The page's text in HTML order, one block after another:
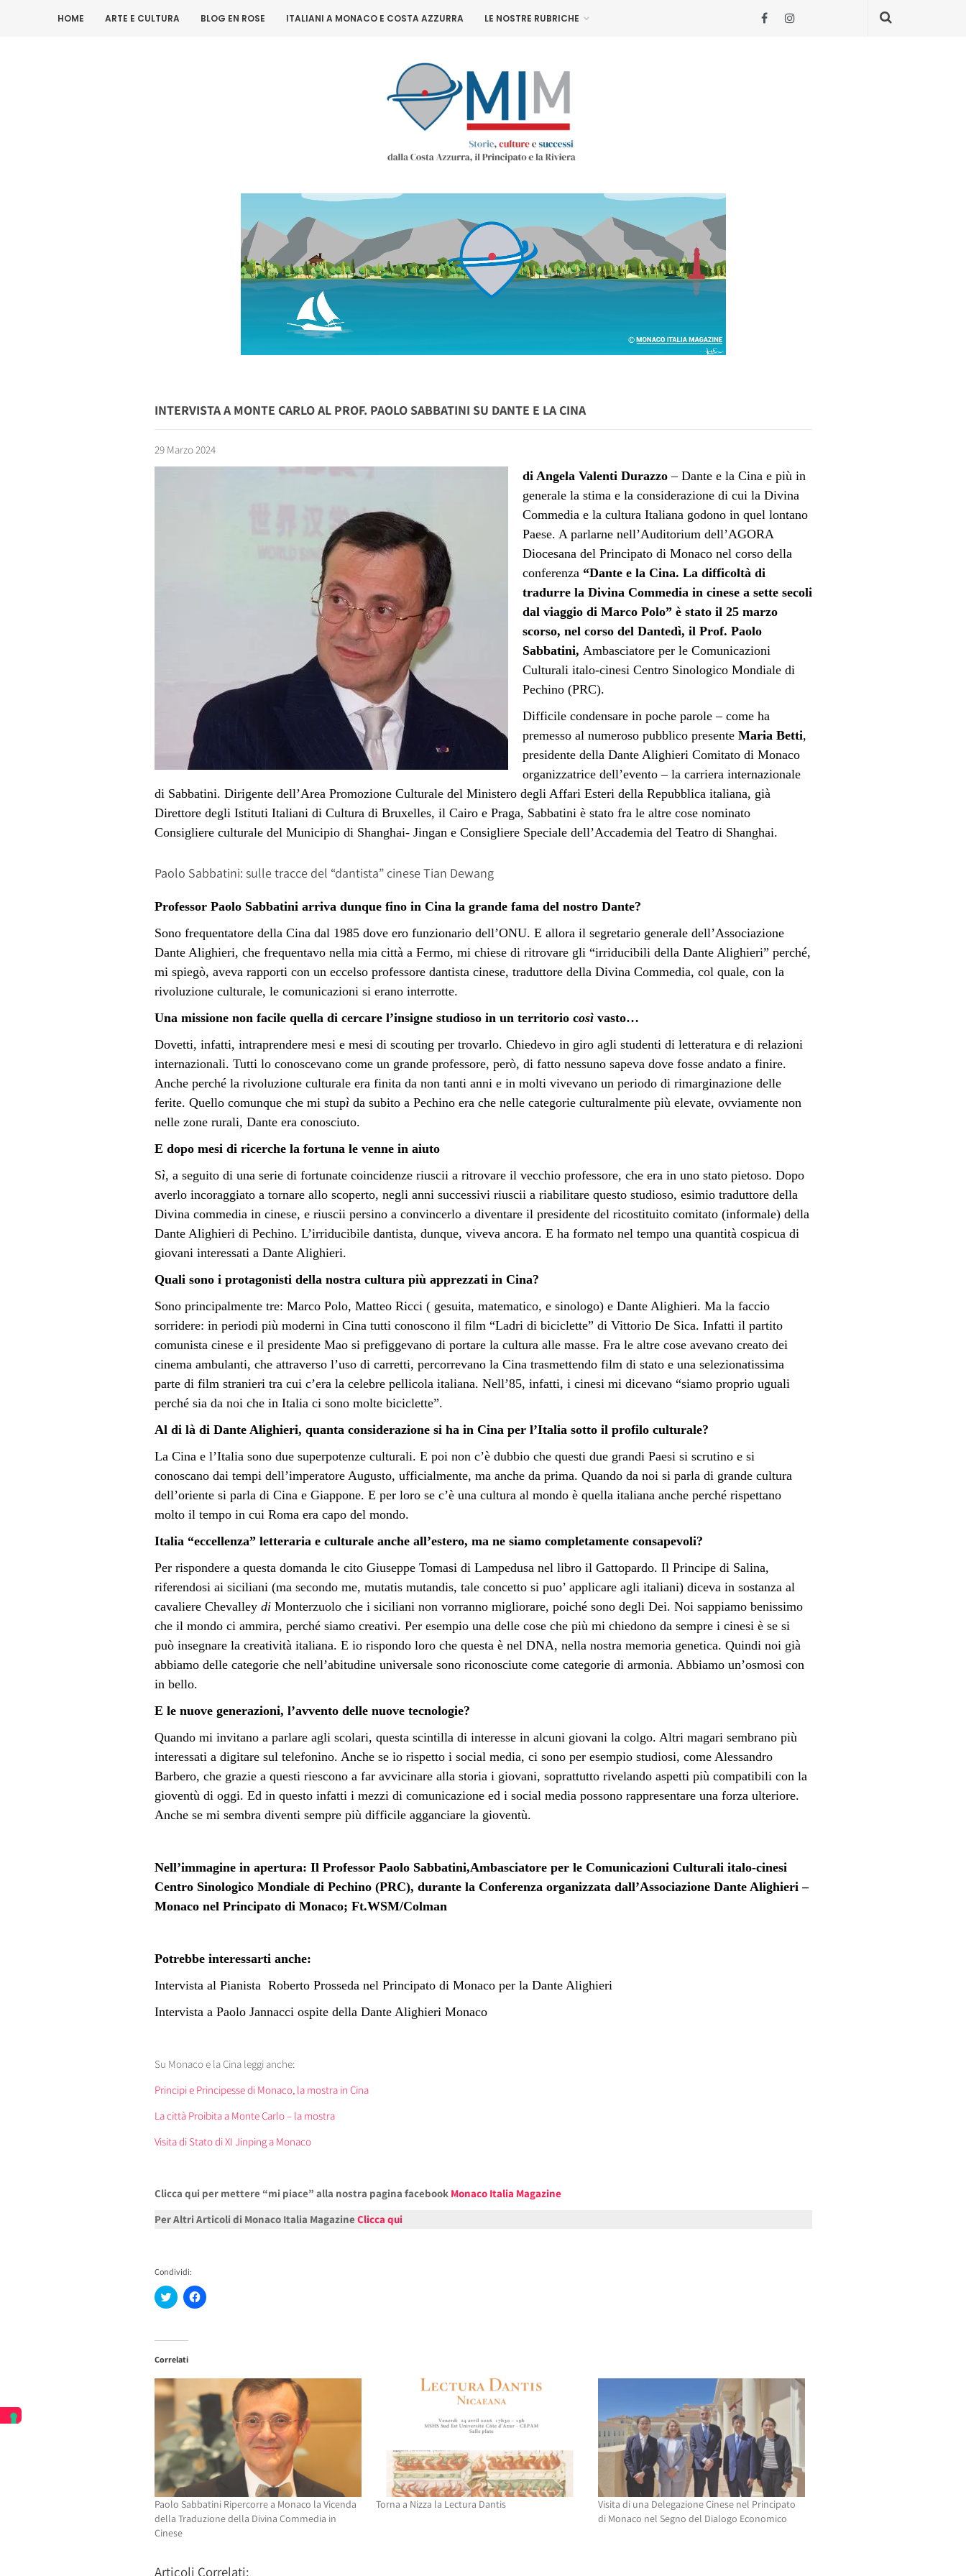
HOME ARTE E CULTURA BLOG EN ROSE ITALIANI A MONACO E COSTA AZZURRA LE NOSTRE RUBRICHE
INTERVISTA A MONTE CARLO AL PROF. PAOLO SABBATINI SU DANTE E LA CINA
29 Marzo 2024
di Angela Valenti Durazzo– Dante e la Cina e più in
generale la stima e la considerazione di cui la Divina
Commedia e la cultura Italiana godono in quel lontano
Paese. A parlarne nell’Auditorium dell’AGORA
Diocesana del Principato di Monaco nel corso della
conferenza “Dante e la Cina. La difficoltà di
tradurre la Divina Commedia in cinese a sette secoli
dal viaggio di Marco Polo” è stato il 25 marzo
scorso, nel corso del Dantedì, il Prof. Paolo
Sabbatini, Ambasciatore per le Comunicazioni
Culturali italo-cinesi Centro Sinologico Mondiale di
Pechino (PRC).
Difficile condensare in poche parole – come ha
premesso al numeroso pubblico presente Maria Betti,
presidente della Dante Alighieri Comitato di Monaco
organizzatrice dell’evento – la carriera internazionale
di Sabbatini. Dirigente dell’Area Promozione Culturale del Ministero degli Affari Esteri della Repubblica italiana, già
Direttore degli Istituti Italiani di Cultura di Bruxelles, il Cairo e Praga, Sabbatini è stato fra le altre cose nominato
Consigliere culturale del Municipio di Shanghai- Jingan e Consigliere Speciale dell’Accademia del Teatro di Shanghai.
Paolo Sabbatini: sulle tracce del “dantista” cinese Tian Dewang
Professor Paolo Sabbatini arriva dunque fino in Cina la grande fama del nostro Dante?
Sono frequentatore della Cina dal 1985 dove ero funzionario dell’ONU. E allora il segretario generale dell’Associazione
Dante Alighieri, che frequentavo nella mia città a Fermo, mi chiese di ritrovare gli “irriducibili della Dante Alighieri” perché,
mi spiegò, aveva rapporti con un eccelso professore dantista cinese, traduttore della Divina Commedia, col quale, con la
rivoluzione culturale, le comunicazioni si erano interrotte.
Una missione non facile quella di cercare l’insigne studioso in un territorio così vasto…
Dovetti, infatti, intraprendere mesi e mesi di scouting per trovarlo. Chiedevo in giro agli studenti di letteratura e di relazioni
internazionali. Tutti lo conoscevano come un grande professore, però, di fatto nessuno sapeva dove fosse andato a finire.
Anche perché la rivoluzione culturale era finita da non tanti anni e in molti vivevano un periodo di rimarginazione delle
ferite. Quello comunque che mi stupì da subito a Pechino era che nelle categorie culturalmente più elevate, ovviamente non
nelle zone rurali, Dante era conosciuto.
E dopo mesi di ricerche la fortuna le venne in aiuto
Sì, a seguito di una serie di fortunate coincidenze riuscii a ritrovare il vecchio professore, che era in uno stato pietoso. Dopo
averlo incoraggiato a tornare allo scoperto, negli anni successivi riuscii a riabilitare questo studioso, esimio traduttore della
Divina commedia in cinese, e riuscii persino a convincerlo a diventare il presidente del ricostituito comitato (informale) della
Dante Alighieri di Pechino. L’irriducibile dantista, dunque, viveva ancora. E ha formato nel tempo una quantità cospicua di
giovani interessati a Dante Alighieri.
Quali sono i protagonisti della nostra cultura più apprezzati in Cina?
Sono principalmente tre: Marco Polo, Matteo Ricci ( gesuita, matematico, e sinologo) e Dante Alighieri. Ma la faccio
sorridere: in periodi più moderni in Cina tutti conoscono il film “Ladri di biciclette” di Vittorio De Sica. Infatti il partito
comunista cinese e il presidente Mao si prefiggevano di portare la cultura alle masse. Fra le altre cose avevano creato dei
cinema ambulanti, che attraverso l’uso di carretti, percorrevano la Cina trasmettendo film di stato e una selezionatissima
parte di film stranieri tra cui c’era la celebre pellicola italiana. Nell’85, infatti, i cinesi mi dicevano “siamo proprio uguali
perché sia da noi che in Italia ci sono molte biciclette”.
Al di là di Dante Alighieri, quanta considerazione si ha in Cina per l’Italia sotto il profilo culturale?
La Cina e l’Italia sono due superpotenze culturali. E poi non c’è dubbio che questi due grandi Paesi si scrutino e si
conoscano dai tempi dell’imperatore Augusto, ufficialmente, ma anche da prima. Quando da noi si parla di grande cultura
dell’oriente si parla di Cina e Giappone. E per loro se c’è una cultura al mondo è quella italiana anche perché rispettano
molto il tempo in cui Roma era capo del mondo.
Italia “eccellenza” letteraria e culturale anche all’estero, ma ne siamo completamente consapevoli?
Per rispondere a questa domanda le cito Giuseppe Tomasi di Lampedusa nel libro il Gattopardo. Il Principe di Salina,
riferendosi ai siciliani (ma secondo me, mutatis mutandis, tale concetto si puo’ applicare agli italiani) diceva in sostanza al
cavaliere Chevalley di Monterzuoloche i siciliani non vorranno migliorare, poiché sono degli Dei. Noi sappiamo benissimo
che il mondo ci ammira, perché siamo creativi. Per esempio una delle cose che più mi chiedono da sempre i cinesi è se si
puòinsegnare la creatività italiana. E io rispondo loro che questa è nel DNA, nella nostra memoria genetica. Quindi noi già
abbiamo delle categorie che nell’abitudine universale sono riconosciute come categorie di armonia. Abbiamo un’osmosi con
in bello.
E le nuove generazioni, l’avvento delle nuove tecnologie?
Quando mi invitano a parlare agli scolari, questa scintilla di interesse in alcuni giovani la colgo. Altri magari sembrano più
interessati a digitare sul telefonino. Anche se io rispetto i social media, ci sono per esempio studiosi, come Alessandro
Barbero, che grazie a questi riescono a far avvicinare alla storia i giovani, soprattutto rivelando aspetti più compatibili con la
gioventù di oggi. Ed in questo infatti i mezzi di comunicazione ed i social media possono rappresentare una forza ulteriore.
Anche se mi sembra diventi sempre più difficile agganciare la gioventù.
Nell’immagine in apertura: Il Professor Paolo Sabbatini,Ambasciatore per le Comunicazioni Culturali italo-cinesi
Centro Sinologico Mondiale di Pechino (PRC), durante la Conferenza organizzata dall’Associazione Dante Alighieri –
Monaco nel Principato di Monaco; Ft.WSM/Colman
Potrebbe interessarti anche:
Intervista al Pianista Roberto Prosseda nel Principato di Monaco per la Dante Alighieri
Intervista a Paolo Jannacci ospite della Dante Alighieri Monaco
Su Monaco e la Cina leggi anche:
Principi e Principesse di Monaco, la mostra in Cina
La città Proibita a Monte Carlo – la mostra
Visita di Stato di XI Jinping a Monaco
Clicca qui per mettere “mi piace” alla nostra pagina facebook Monaco Italia Magazine
Per Altri Articoli di Monaco Italia Magazine Clicca qui
Condividi:
Fai
clic
su
(Si
in
una
nuova
finestra)
Fai
clic
una
finestra)
Correlati
Paolo Sabbatini Ripercorre a Monaco la Vicenda
della Traduzione della Divina Commedia in
Cinese
Torna a Nizza la Lectura Dantis
Visita di una Delegazione Cinese nel Principato
di Monaco nel Segno del Dialogo Economico
Articoli Correlati: